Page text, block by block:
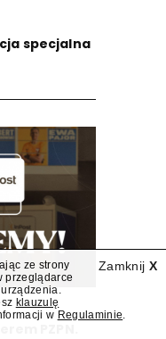
specjalna
Zamknij X
ze strony
przeglądarce
klauzulę
w Regulaminie.